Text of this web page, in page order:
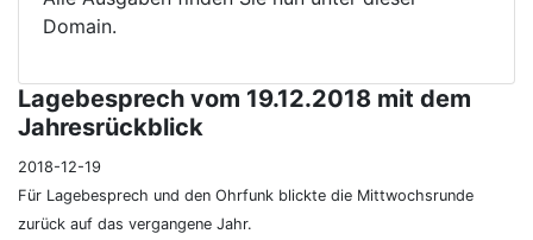
Domain.
Lagebesprech vom 19.12.2018 mit dem
Jahresrückblick
2018-12-19
Für Lagebesprech und den Ohrfunk blickte die Mittwochsrunde
zurück auf das vergangene Jahr.